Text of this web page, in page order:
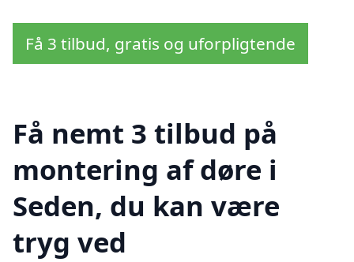
Få 3 tilbud, gratis og uforpligtende
Få nemt 3 tilbud på
montering af døre i
Seden, du kan være
tryg ved